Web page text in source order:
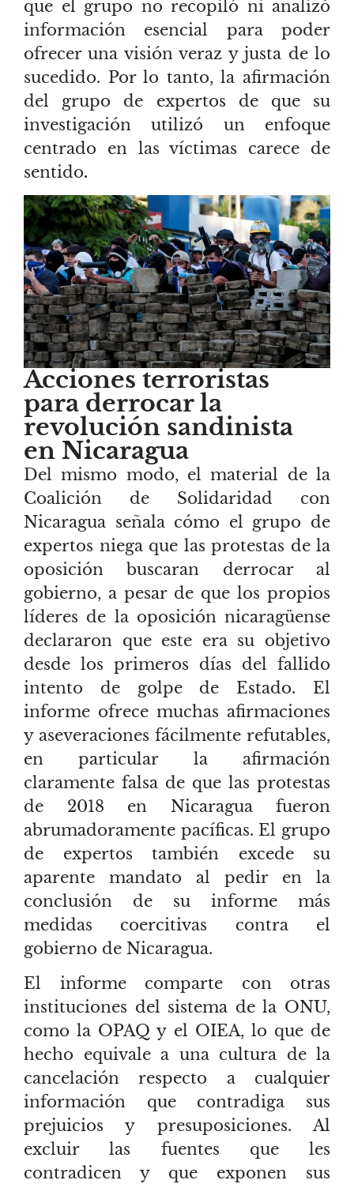
que el grupo no recopiló ni analizó
información esencial para poder
ofrecer una visión veraz y justa de lo
sucedido. Por lo tanto, la afirmación
del grupo de expertos de que su
investigación utilizó un enfoque
centrado en las víctimas carece de
sentido.
Acciones terroristas
para derrocar la
revolución sandinista
en Nicaragua
Del mismo modo, el material de la
Coalición de Solidaridad con
Nicaragua señala cómo el grupo de
expertos niega que las protestas de la
oposición buscaran derrocar al
gobierno, a pesar de que los propios
líderes de la oposición nicaragüense
declararon que este era su objetivo
desde los primeros días del fallido
intento de golpe de Estado. El
informe ofrece muchas afirmaciones
y aseveraciones fácilmente refutables,
en particular la afirmación
claramente falsa de que las protestas
de 2018 en Nicaragua fueron
abrumadoramente pacíficas. El grupo
de expertos también excede su
aparente mandato al pedir en la
conclusión de su informe más
medidas coercitivas contra el
gobierno de Nicaragua.
El informe comparte con otras
instituciones del sistema de la ONU,
como la OPAQ y el OIEA, lo que de
hecho equivale a una cultura de la
cancelación respecto a cualquier
información que contradiga sus
prejuicios y presuposiciones. Al
excluir las fuentes que les
contradicen y que exponen sus